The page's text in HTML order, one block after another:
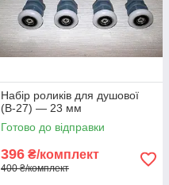
Набір роликів для душової
(В-27) — 23 мм
Готово до відправки
396 ₴/комплект
400 ₴/комплект